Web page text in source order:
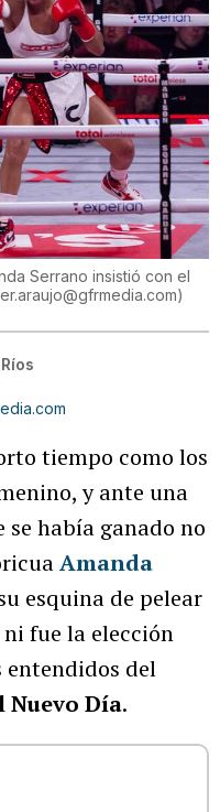
Serrano insistió con el
)
tiempo como los
y ante una
había ganado no
Amanda
esquina de pelear
fue la elección
entendidos del
Nuevo Día.